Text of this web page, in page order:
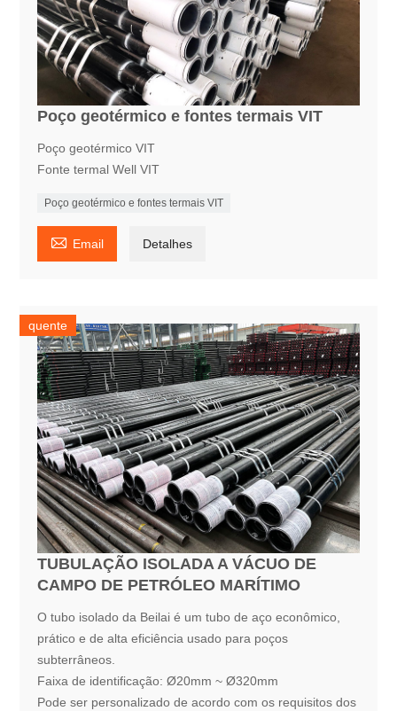
Poço geotérmico e fontes termais VIT
Poço geotérmico VIT
Fonte termal Well VIT
Poço geotérmico e fontes termais VIT
 Email Detalhes
quente
TUBULAÇÃO ISOLADA A VÁCUO DE
CAMPO DE PETRÓLEO MARÍTIMO
O tubo isolado da Beilai é um tubo de aço econômico,
prático e de alta eficiência usado para poços
subterrâneos.
Faixa de identificação: Ø20mm ~ Ø320mm
Pode ser personalizado de acordo com os requisitos dos